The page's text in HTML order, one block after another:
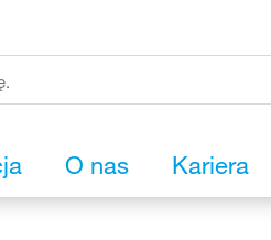
O nas Kariera